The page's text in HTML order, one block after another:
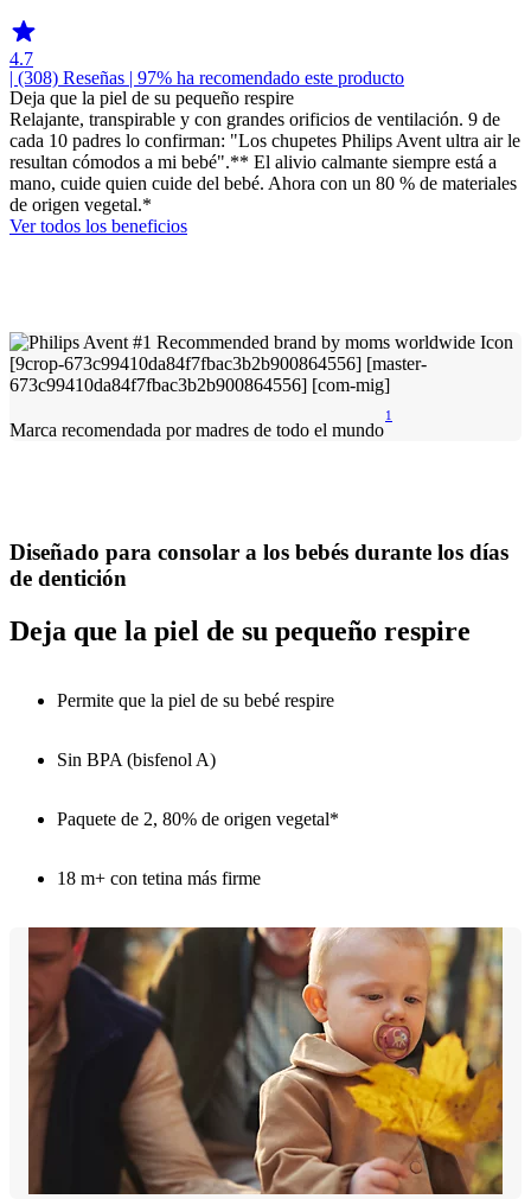
4.7
| (308) Reseñas | 97% ha recomendado este producto
Deja que la piel de su pequeño respire
Relajante, transpirable y con grandes orificios de ventilación. 9 de
cada 10 padres lo confirman: "Los chupetes Philips Avent ultra air le
resultan cómodos a mi bebé".** El alivio calmante siempre está a
mano, cuide quien cuide del bebé. Ahora con un 80 % de materiales
de origen vegetal.*
Ver todos los beneficios
Marca recomendada por madres de todo el mundo
1
Diseñado para consolar a los bebés durante los días
de dentición
Deja que la piel de su pequeño respire
Permite que la piel de su bebé respire
Sin BPA (bisfenol A)
Paquete de 2, 80% de origen vegetal*
18 m+ con tetina más firme